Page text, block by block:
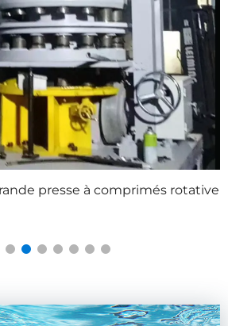
presse à comprimés rotative